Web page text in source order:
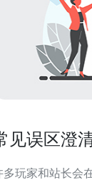
见误区澄
多玩家和站长会